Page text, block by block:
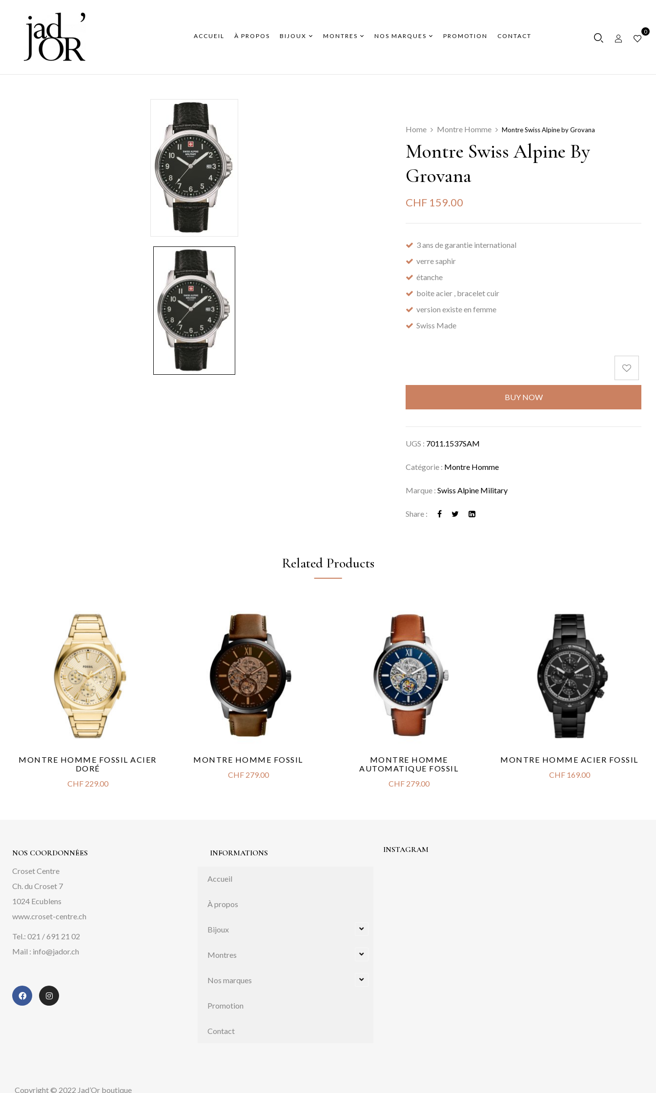
ACCUEIL À PROPOS BIJOUX MONTRES NOS MARQUES PROMOTION CONTACT
0
Home Montre Homme Montre Swiss Alpine by Grovana
Montre Swiss Alpine By
Grovana
CHF 159.00
3 ans de garantie international
verre saphir
étanche
boite acier , bracelet cuir
version existe en femme
Swiss Made
BUY NOW
UGS : 7011.1537SAM
Catégorie : Montre Homme
Marque :Swiss Alpine Military
Share :
Related Products
MONTRE HOMME FOSSIL ACIER
DORÉ
CHF229.00
MONTRE HOMME FOSSIL
CHF279.00
MONTRE HOMME
AUTOMATIQUE FOSSIL
CHF279.00
MONTRE HOMME ACIER FOSSIL
CHF169.00
NOS COORDONNÉES
Croset Centre
Ch. du Croset 7
1024 Ecublens
www.croset-centre.ch
Tel.: 021 / 691 21 02
Mail : info@jador.ch
INFORMATIONS
Accueil
À propos
Bijoux
Montres
Nos marques
Promotion
Contact
INSTAGRAM
Copyright © 2022 Jad’Or boutique